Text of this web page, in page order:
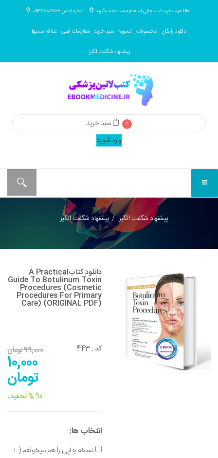
شماره تماس 09371686566 لطفا جهت خرید کتب چاپی استعلام قیمت جدید بگیرید
علاقه مندیها سفارشات قبلی سبد خرید تسویه محصولات دانلود رایگان
پیشنهاد شگفت انگیز
سبد خرید 0
وارد شوید
پیشنهاد شگفت انگیز پیشنهاد شگفت انگیز
دانلود کتابA Practical
Guide To Botulinum Toxin
Procedures (Cosmetic
Procedures For Primary
Care) (ORIGINAL PDF)
99,000 تومان
10,000
تومان
90 % تخفیف
کد : 443
انتخاب ها:
نسخه چاپی را هم میخواهم ( +